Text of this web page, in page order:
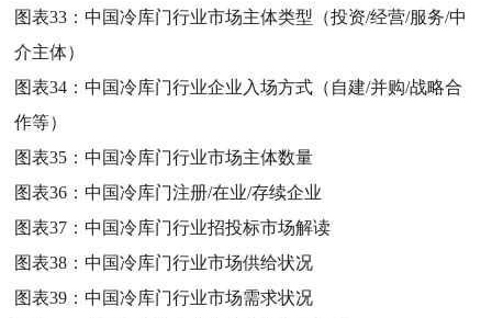
图表33：中国冷库门行业市场主体类型（投资/经营/服务/中
介主体）
图表34：中国冷库门行业企业入场方式（自建/并购/战略合
作等）
图表35：中国冷库门行业市场主体数量
图表36：中国冷库门注册/在业/存续企业
图表37：中国冷库门行业招投标市场解读
图表38：中国冷库门行业市场供给状况
图表39：中国冷库门行业市场需求状况